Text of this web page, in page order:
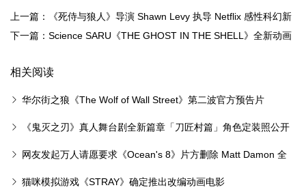
上一篇：《死侍与狼人》导演 Shawn Levy 执导 Netflix 感性科幻新
片《Somewhere Out There》
下一篇：Science SARU《THE GHOST IN THE SHELL》全新动画
相关阅读
华尔街之狼《The Wolf of Wall Street》第二波官方预告片
《鬼灭之刃》真人舞台剧全新篇章「刀匠村篇」角色定装照公开
网友发起万人请愿要求《Ocean's 8》片方删除 Matt Damon 全
部镜头
猫咪模拟游戏《STRAY》确定推出改编动画电影